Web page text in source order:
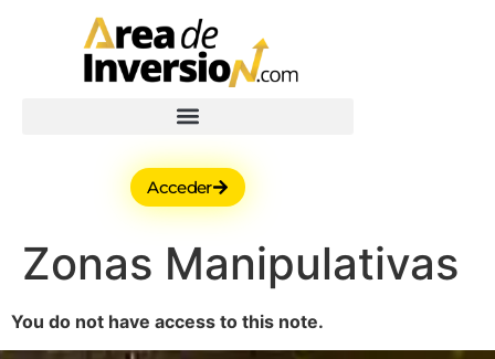
Acceder
Zonas Manipulativas
You do not have access to this note.